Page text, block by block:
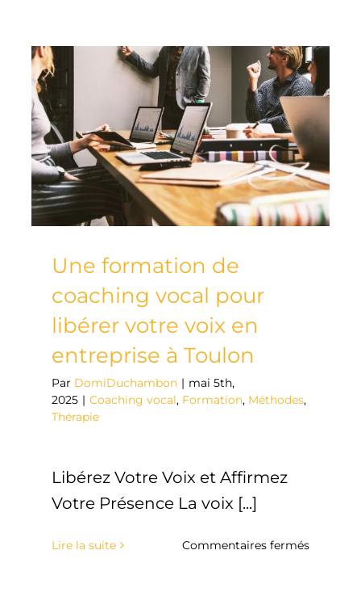
une
cohésion
avec
Sonore
Une formation de
coaching vocal pour
libérer votre voix en
entreprise à Toulon
Par DomiDuchambon | mai 5th,
2025 | Coaching vocal, Formation, Méthodes,
Thérapie
Libérez Votre Voix et Affirmez
Votre Présence La voix [...]
Lire la suite Commentaires ferméssur